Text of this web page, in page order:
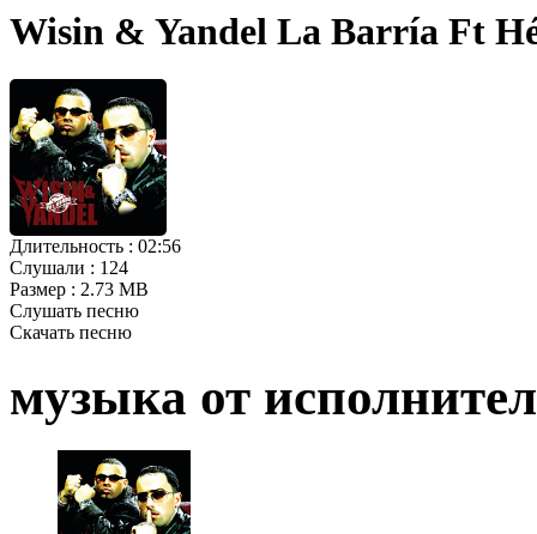
Wisin & Yandel La Barría Ft
Длительность : 02:56
Слушали : 124
Размер : 2.73 MB
Слушать песню
Скачать песню
музыка от